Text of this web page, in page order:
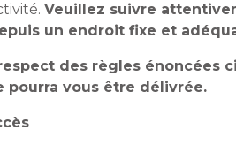
Veuillez suivre
un endroit fixe et
des règles énoncées
pourra vous être délivrée.